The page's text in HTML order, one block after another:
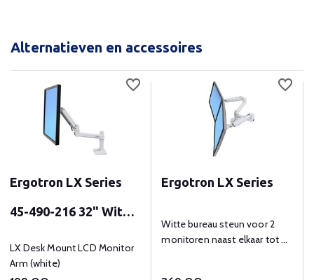
Alternatieven en accessoires
Ergotron LX Series
45-490-216 32" Wit
flat panel bureau
steun
LX Desk Mount LCD Monitor
Arm (white)
Ergotron LX Series
Witte bureau steun voor 2
monitoren naast elkaar tot 33